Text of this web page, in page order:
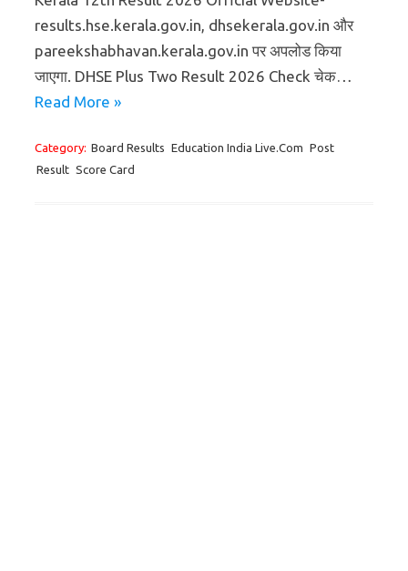
results.hse.kerala.gov.in, dhsekerala.gov.in और
pareekshabhavan.kerala.gov.in पर अपलोड किया
जाएगा. DHSE Plus Two Result 2026 Check चेक…
Read More »
Category: Board Results Education India Live.Com Post
Result Score Card